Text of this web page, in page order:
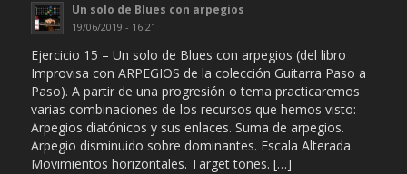
Un solo de Blues con arpegios
19/06/2019 - 16:21
Ejercicio 15 – Un solo de Blues con arpegios (del libro
Improvisa con ARPEGIOS de la colección Guitarra Paso a
Paso). A partir de una progresión o tema practicaremos
varias combinaciones de los recursos que hemos visto:
Arpegios diatónicos y sus enlaces. Suma de arpegios.
Arpegio disminuido sobre dominantes. Escala Alterada.
Movimientos horizontales. Target tones. […]